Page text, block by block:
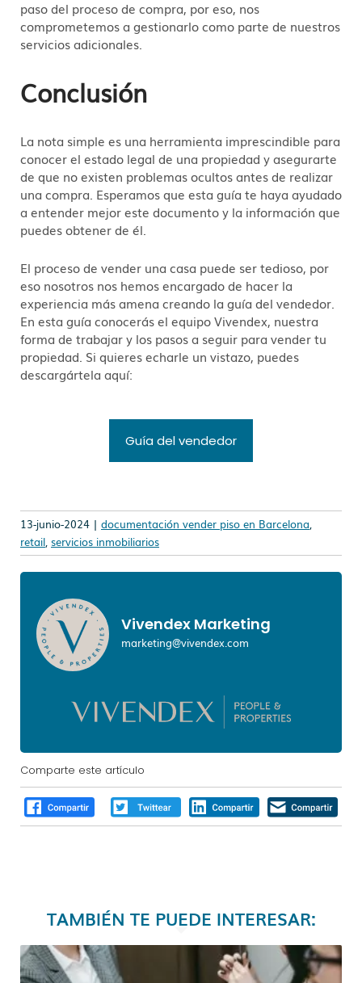
paso del proceso de compra, por eso, nos
comprometemos a gestionarlo como parte de nuestros
servicios adicionales.
Conclusión
La nota simple es una herramienta imprescindible para
conocer el estado legal de una propiedad y asegurarte
de que no existen problemas ocultos antes de realizar
una compra. Esperamos que esta guía te haya ayudado
a entender mejor este documento y la información que
puedes obtener de él.
El proceso de vender una casa puede ser tedioso, por
eso nosotros nos hemos encargado de hacer la
experiencia más amena creando la guía del vendedor.
En esta guía conocerás el equipo Vivendex, nuestra
forma de trabajar y los pasos a seguir para vender tu
propiedad. Si quieres echarle un vistazo, puedes
descargártela aquí:
Guía del vendedor
13-junio-2024 | documentación vender piso en Barcelona,
retail, servicios inmobiliarios
Vivendex Marketing
marketing@vivendex.com
Comparte este artículo
TAMBIÉN TE PUEDE INTERESAR: